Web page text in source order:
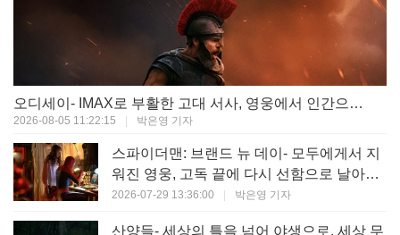
오디세이- IMAX로 부활한 고대 서사, 영웅에서 인간으로의 귀환 (오락성 9 | 작품성 9)
2026-08-05 11:22:15 박은영 기자
스파이더맨: 브랜드 뉴 데이- 모두에게서 지
워진 영웅, 고독 끝에 다시 선함으로 날아오
르다 (오락성 8 | 작품성 8)
2026-07-29 13:36:00 박은영 기자
산양들- 세상의 틀을 넘어 야생으로, 세상 무